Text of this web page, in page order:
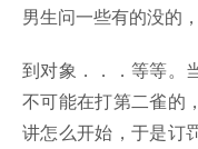
男生问一些有的没的
到对象．．．等等。
不可能在打第二雀的
讲怎么开始，于是订